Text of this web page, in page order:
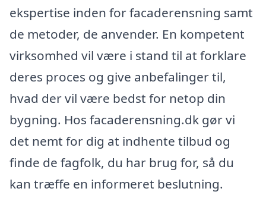
ekspertise inden for facaderensning samt
de metoder, de anvender. En kompetent
virksomhed vil være i stand til at forklare
deres proces og give anbefalinger til,
hvad der vil være bedst for netop din
bygning. Hos facaderensning.dk gør vi
det nemt for dig at indhente tilbud og
finde de fagfolk, du har brug for, så du
kan træffe en informeret beslutning.